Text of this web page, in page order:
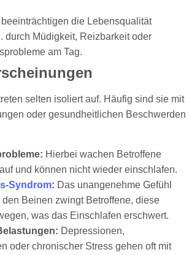
die Lebensqualität
durch Müdigkeit, Reizbarkeit oder
am Tag.
selten isoliert auf. Häufig sind sie mit
oder gesundheitlichen Beschwerden
Hierbei wachen Betroffene
und können nicht wieder einschlafen.
Syndrom: Das unangenehme Gefühl
Beinen zwingt Betroffene, diese
was das Einschlafen erschwert.
Depressionen,
oder chronischer Stress gehen oft mit